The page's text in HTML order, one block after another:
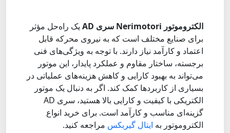
الکتروموتور Nerimotori سری AD
یک راه‌حل مؤثر
برای صنایع مختلف است که به نیروی محرکه قابل
اعتماد و کارآمد نیاز دارند. با توجه به ویژگی‌های فنی
برجسته، ساختار مقاوم و عملکرد پایدار، این موتور
می‌تواند به بهبود کارایی و کاهش هزینه‌های عملیاتی در
بسیاری از کاربردها کمک کند. اگر به دنبال یک موتور
الکتریکی با کیفیت و کارایی بالا هستید، سری AD
گزینه‌ای مناسب و کارآمد است. برای خرید انواع
الکتروموتور به ایتال گیربکس مراجعه کنید.